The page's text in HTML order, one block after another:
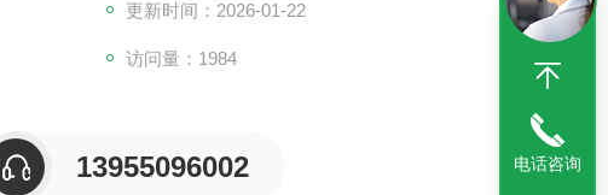
更新时间：2026-01-22
访问量：1984
13955096002 电话咨询